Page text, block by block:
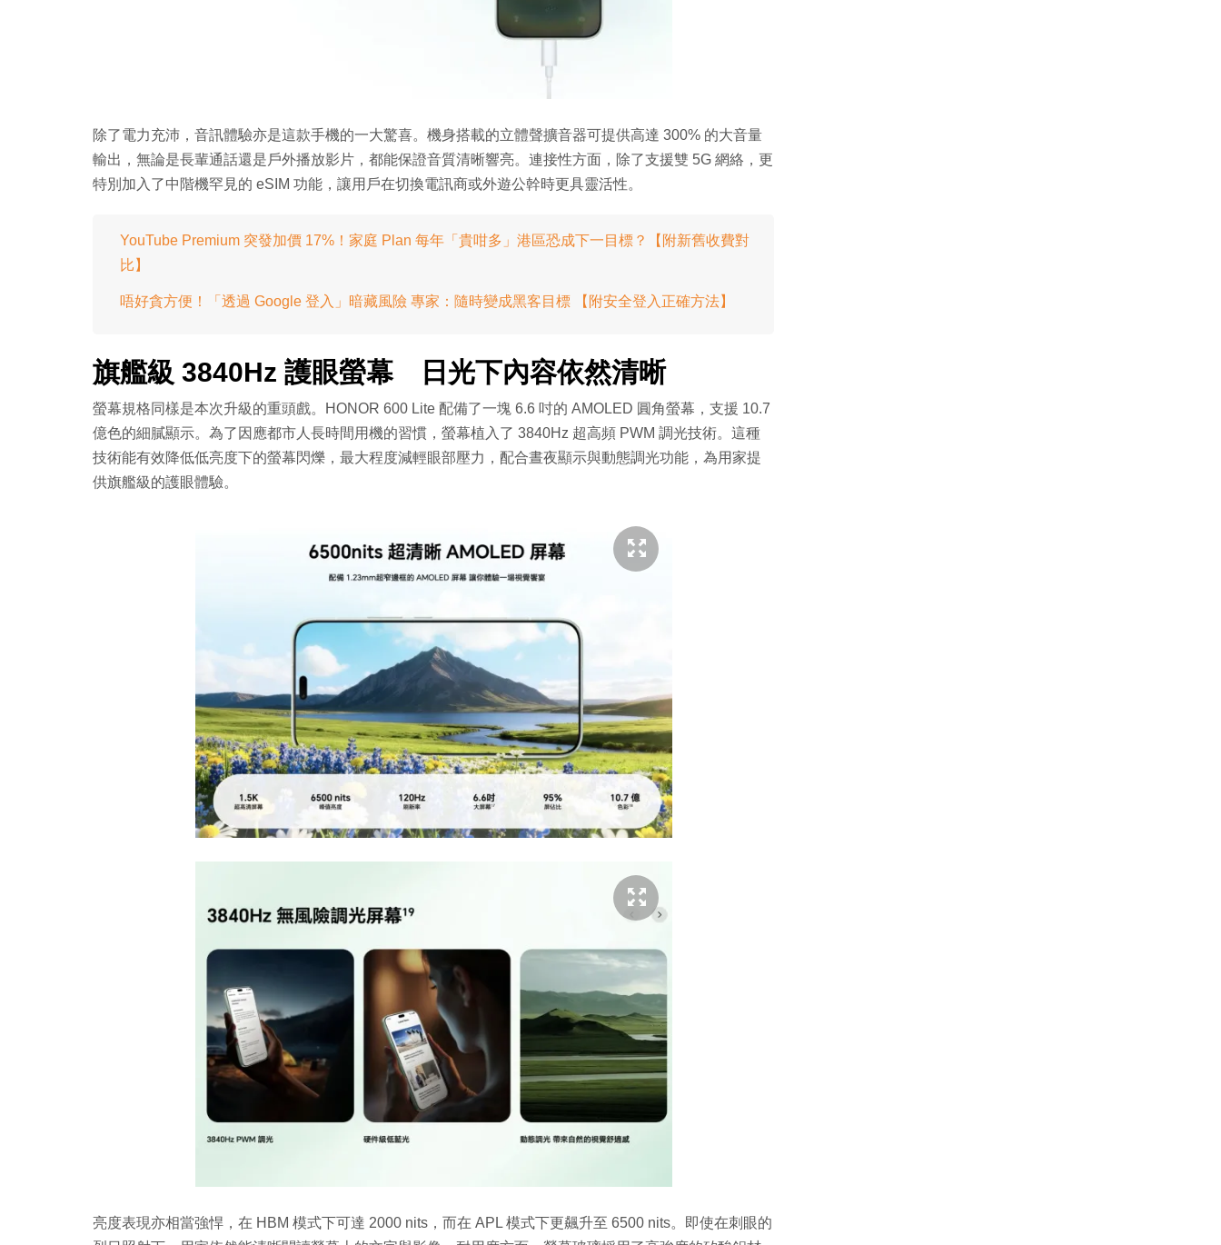
除了電力充沛，音訊體驗亦是這款手機的一大驚喜。機身搭載的立體聲擴音器可提供高達 300% 的大音量
輸出，無論是長輩通話還是戶外播放影片，都能保證音質清晰響亮。連接性方面，除了支援雙 5G 網絡，更
特別加入了中階機罕見的 eSIM 功能，讓用戶在切換電訊商或外遊公幹時更具靈活性。
YouTube Premium 突發加價 17%！家庭 Plan 每年「貴咁多」港區恐成下一目標？【附新舊收費對
比】
唔好貪方便！「透過 Google 登入」暗藏風險 專家：隨時變成黑客目標 【附安全登入正確方法】
旗艦級 3840Hz 護眼螢幕 日光下內容依然清晰
螢幕規格同樣是本次升級的重頭戲。HONOR 600 Lite 配備了一塊 6.6 吋的 AMOLED 圓角螢幕，支援 10.7
億色的細膩顯示。為了因應都市人長時間用機的習慣，螢幕植入了 3840Hz 超高頻 PWM 調光技術。這種
技術能有效降低低亮度下的螢幕閃爍，最大程度減輕眼部壓力，配合晝夜顯示與動態調光功能，為用家提
供旗艦級的護眼體驗。
亮度表現亦相當強悍，在 HBM 模式下可達 2000 nits，而在 APL 模式下更飆升至 6500 nits。即使在刺眼的